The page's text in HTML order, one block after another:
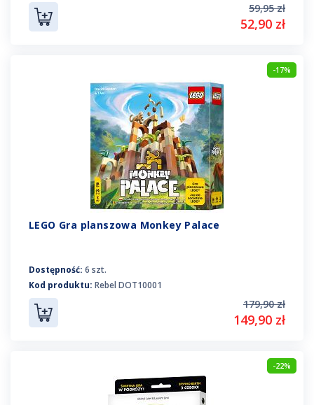
59,95 zł
52,90 zł
-17%
LEGO Gra planszowa Monkey Palace
Dostępność: 6 szt.
Kod produktu: Rebel DOT10001
179,90 zł
149,90 zł
-22%